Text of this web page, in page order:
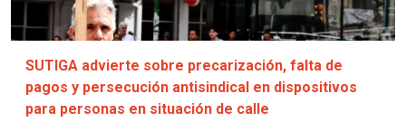
SUTIGA advierte sobre precarización, falta de
pagos y persecución antisindical en dispositivos
para personas en situación de calle